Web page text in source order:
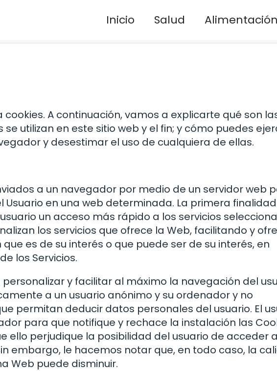
Inicio Salud Alimentación
cookies. A continuación, vamos a explicarte qué son
se utilizan en este sitio web y el fin; y cómo puedes
y desestimar el uso de cualquiera de ellas.
a un navegador por medio de un servidor web
en una web determinada. La primera
un acceso más rápido a los servicios
los servicios que ofrece la Web, facilitando y
es de su interés o que puede ser de su interés, en
los Servicios.
personalizar y facilitar al máximo la navegación del
a un usuario anónimo y su ordenador y no
permitan deducir datos personales del usuario. El
para que notifique y rechace la instalación las
ello perjudique la posibilidad del usuario de acceder
embargo, le hacemos notar que, en todo caso, la
Web puede disminuir.